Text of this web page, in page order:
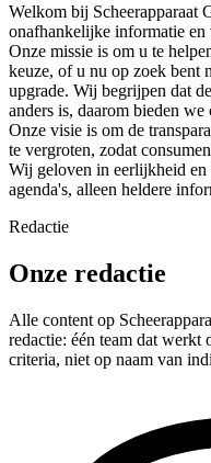
Welkom bij Scheerapparaat
onafhankelijke informatie en
Onze missie is om u te
keuze, of u nu op zoek bent
upgrade. Wij begrijpen dat
anders is, daarom bieden
Onze visie is om de
te vergroten, zodat
Wij geloven in eerlijkheid
agenda's, alleen heldere
Redactie
Onze redactie
Alle content op
redactie: één team dat werkt
criteria, niet op naam van